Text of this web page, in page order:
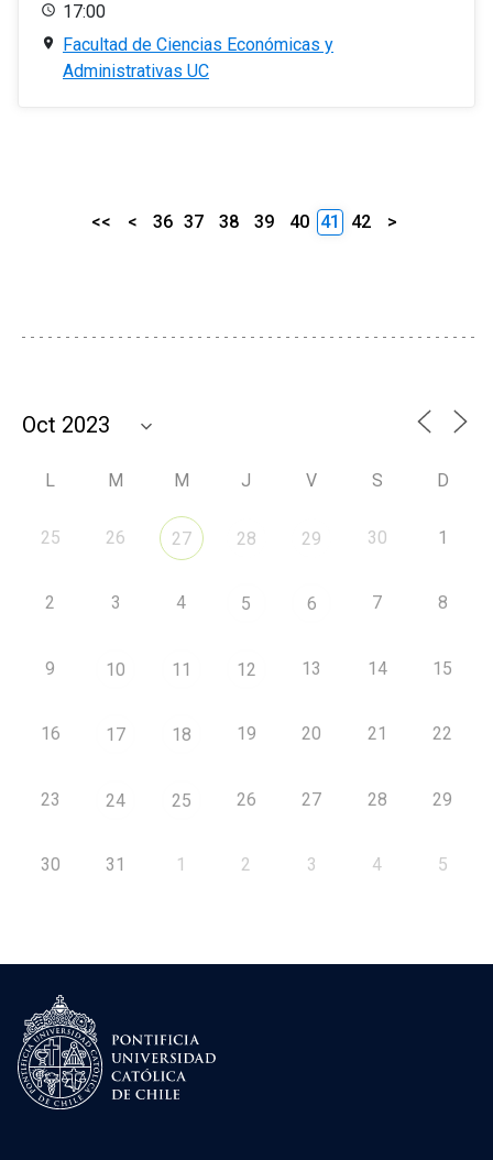
17:00
Facultad de Ciencias Económicas y
Administrativas UC
<< < 36 37 38 39 40 41 42 >
L M M J V S D
25 26 27 28 29 30 1
2 3 4 5 6 7 8
9 10 11 12 13 14 15
16 17 18 19 20 21 22
23 24 25 26 27 28 29
30 31 1 2 3 4 5